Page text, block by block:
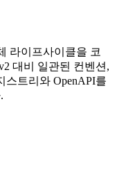
라이프사이클을 코
대비 일관된 컨벤션,
스트리와 OpenAPI를